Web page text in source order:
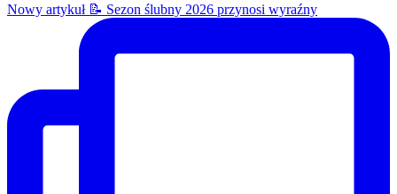
Nowy artykuł 📝 Sezon ślubny 2026 przynosi wyraźny